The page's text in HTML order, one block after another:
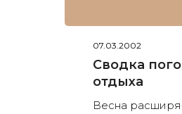
07.03.2002
Сводка
отдыха
Весна